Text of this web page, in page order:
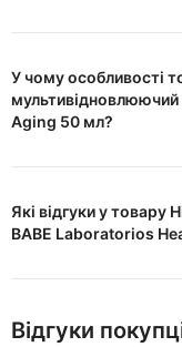
У чому особливості
Aging 50 мл?
Які відгуки у товару
BABE Laboratorios
Відгуки